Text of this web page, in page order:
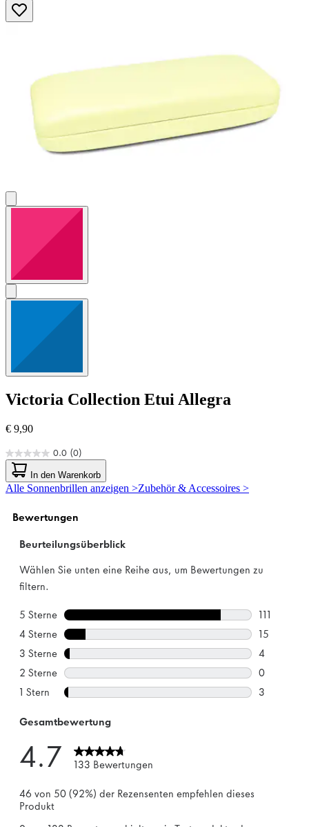
Sternen.
2
Victoria Collection Etui Allegra
€ 9,90
0.0 (0)
0.0
von
5
Sternen.
In den Warenkorb
Alle Sonnenbrillen anzeigen >Zubehör & Accessoires >